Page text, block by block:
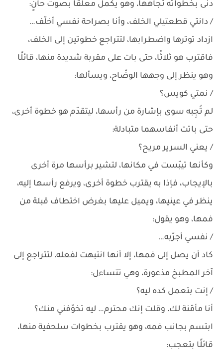
دنى بخطواته تجاهها، وهو يكمل معلّقًا بصوت حانٍ:
/ دانتي قطعتيلي الخلف، وأنا بصراحة نفسي أخلّف…
ازداد توترها واضطرابها، لتتراجع خطوتين إلى الخلف،
فاقترب هو ثلاثًا، حتى بات على مقربة شديدة منها، قائلًا
وهو ينظر إلى وجهها الوضّاح، ويسألها:
/ نمتي كويس؟
لم تُجِبه سوى بإشارة من رأسها، ليتقدّم هو خطوة أخرى،
حتى باتت أنفاسهما متبادلة:
/ يعني السرير مريح؟
وكأنها تيبّست في مكانها، لتشير برأسها مرة أخرى
بالإيجاب، فإذا به يقترب خطوة أخرى، ويرفع رأسها إليه،
ينظر في عينيها، ويميل عليها بغرض اختطاف قبلة من
فمها، وهو يقول:
/ نفسي أجرّبه…
كاد أن يصل إلى فمها، إلا أنها انتبهت لفعله، لتتراجع إلى
آخر المطبخ مذعورة، وهي تتساءل:
/ إنت بتعمل كده ليه؟
أنا مأمّنة لك، وقلت إنك محترم… ليه تخوّفني منك؟
ابتسم بجانب فمه، وهو يقترب بخطوات سلحفية منها،
قائلًا بتعجب: